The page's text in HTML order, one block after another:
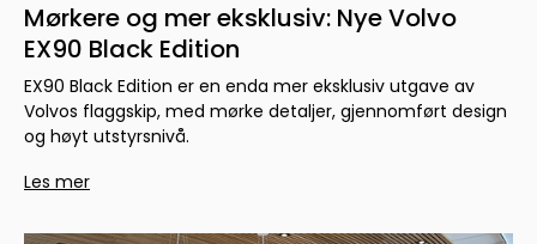
Mørkere og mer eksklusiv: Nye Volvo
EX90 Black Edition
EX90 Black Edition er en enda mer eksklusiv utgave av
Volvos flaggskip, med mørke detaljer, gjennomført design
og høyt utstyrsnivå.
Les mer